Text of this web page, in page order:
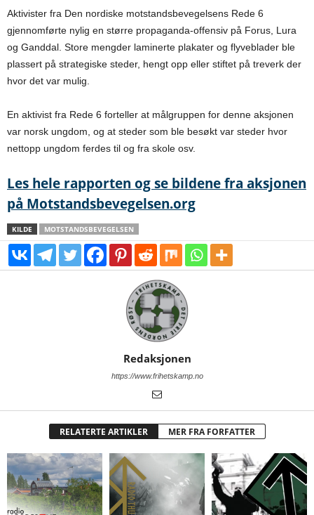
Aktivister fra Den nordiske motstandsbevegelsens Rede 6
gjennomførte nylig en større propaganda-offensiv på Forus, Lura
og Ganddal. Store mengder laminerte plakater og flyveblader ble
plassert på strategiske steder, hengt opp eller stiftet på treverk der
hvor det var mulig.
En aktivist fra Rede 6 forteller at målgruppen for denne aksjonen
var norsk ungdom, og at steder som ble besøkt var steder hvor
nettopp ungdom ferdes til og fra skole osv.
Les hele rapporten og se bildene fra aksjonen
på Motstandsbevegelsen.org
KILDE MOTSTANDSBEVEGELSEN
Redaksjonen
https://www.frihetskamp.no
RELATERTE ARTIKLER MER FRA FORFATTER